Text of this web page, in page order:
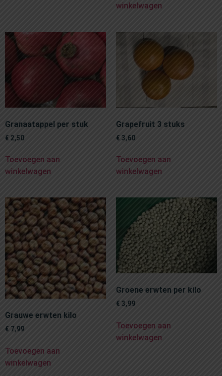
winkelwagen
Granaatappel per stuk
€ 2,50
Toevoegen aan
winkelwagen
Grapefruit 3 stuks
€ 3,60
Toevoegen aan
winkelwagen
Grauwe erwten kilo
€ 7,99
Toevoegen aan
winkelwagen
Groene erwten per kilo
€ 3,99
Toevoegen aan
winkelwagen